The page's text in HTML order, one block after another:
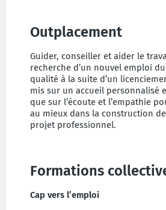
Outplacement
Guider, conseiller et aider le
recherche d’un nouvel emploi
qualité à la suite d’un
mis sur un accueil personnalisé
que sur l’écoute et l’empathie
au mieux dans la construction
projet professionnel.
Formations
Cap vers l’emploi